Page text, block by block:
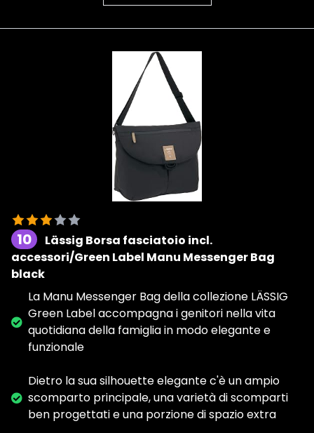
10
Lässig Borsa fasciatoio incl.
accessori/Green Label Manu Messenger Bag
black
La Manu Messenger Bag della collezione LÄSSIG
Green Label accompagna i genitori nella vita
quotidiana della famiglia in modo elegante e
funzionale
Dietro la sua silhouette elegante c'è un ampio
scomparto principale, una varietà di scomparti
ben progettati e una porzione di spazio extra